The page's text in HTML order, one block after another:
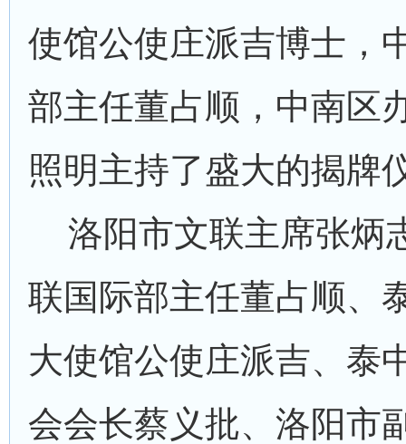
使馆公使庄派吉博士，
部主任董占顺，中南区
照明主持了盛大的揭牌
洛阳市文联主席张炳
联国际部主任董占顺、
大使馆公使庄派吉、泰
会会长蔡义批、洛阳市